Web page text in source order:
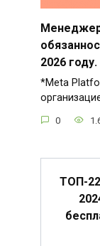
Менеджер
2026
*Meta
0
ТОП-22